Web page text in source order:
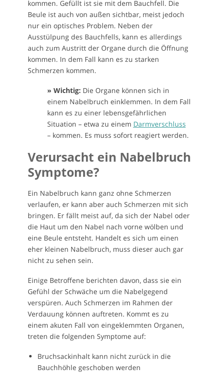
kommen. Gefüllt ist sie mit dem Bauchfell. Die
Beule ist auch von außen sichtbar, meist jedoch
nur ein optisches Problem. Neben der
Ausstülpung des Bauchfells, kann es allerdings
auch zum Austritt der Organe durch die Öffnung
kommen. In dem Fall kann es zu starken
Schmerzen kommen.
» Wichtig: Die Organe können sich in
einem Nabelbruch einklemmen. In dem Fall
kann es zu einer lebensgefährlichen
Situation – etwa zu einem Darmverschluss
– kommen. Es muss sofort reagiert werden.
Verursacht ein Nabelbruch
Symptome?
Ein Nabelbruch kann ganz ohne Schmerzen
verlaufen, er kann aber auch Schmerzen mit sich
bringen. Er fällt meist auf, da sich der Nabel oder
die Haut um den Nabel nach vorne wölben und
eine Beule entsteht. Handelt es sich um einen
eher kleinen Nabelbruch, muss dieser auch gar
nicht zu sehen sein.
Einige Betroffene berichten davon, dass sie ein
Gefühl der Schwäche um die Nabelgegend
verspüren. Auch Schmerzen im Rahmen der
Verdauung können auftreten. Kommt es zu
einem akuten Fall von eingeklemmten Organen,
treten die folgenden Symptome auf:
Bruchsackinhalt kann nicht zurück in die
Bauchhöhle geschoben werden